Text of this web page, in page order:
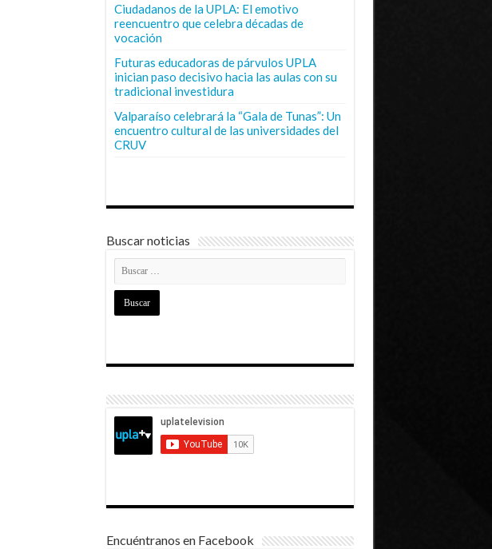
Ciudadanos de la UPLA: El emotivo
reencuentro que celebra décadas de
vocación
Futuras educadoras de párvulos UPLA
inician paso decisivo hacia las aulas con su
tradicional investidura
Valparaíso celebrará la “Gala de Tunas”: Un
encuentro cultural de las universidades del
CRUV
Buscar noticias
Encuéntranos en Facebook